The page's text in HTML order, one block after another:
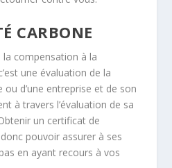
CARBONE
compensation à la
une évaluation de la
ou d’une entreprise et de son
à travers l’évaluation de sa
un certificat de
pouvoir assurer à ses
en ayant recours à vos